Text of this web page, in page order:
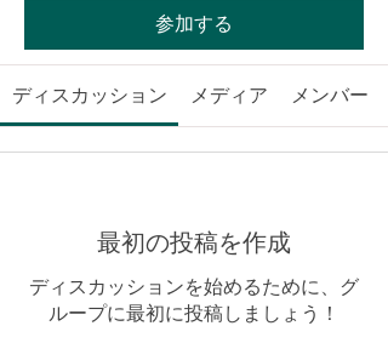
参加する
ディスカッション メディア メンバー
最初の投稿を作成
ディスカッションを始めるために、グ
ループに最初に投稿しましょう！